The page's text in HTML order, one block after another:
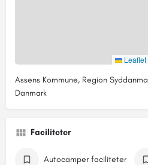
Leaflet
Assens Kommune, Region
Danmark
Faciliteter
Autocamper faciliteter